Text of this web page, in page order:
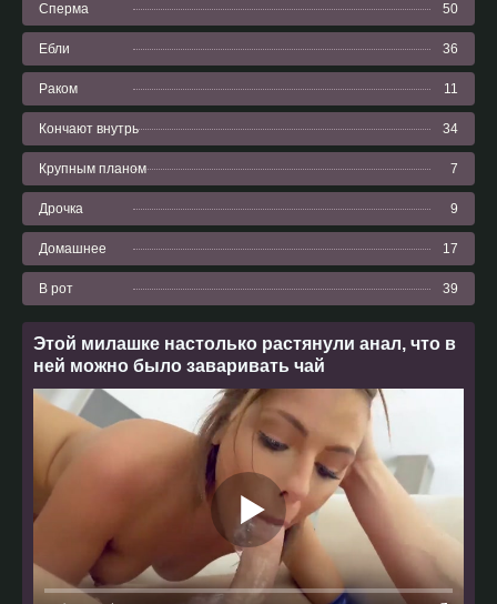
Сперма 50
Ебли 36
Раком 11
Кончают внутрь 34
Крупным планом 7
Дрочка 9
Домашнее 17
В рот 39
Этой милашке настолько растянули анал, что в
ней можно было заваривать чай